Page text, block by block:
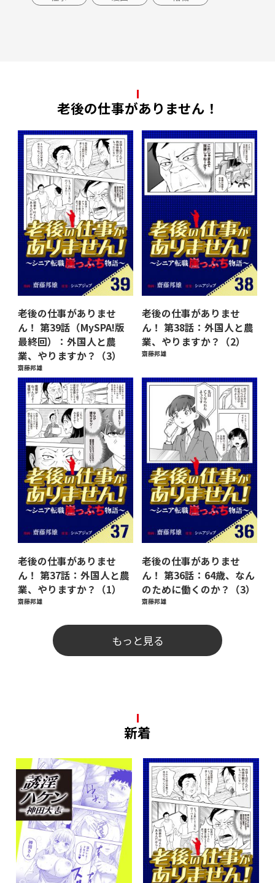
老後の仕事がありません！
老後の仕事がありませ
ん！ 第39話（MySPA!版
最終回）：外国人と農
業、やりますか？（3）
齋藤邦雄
老後の仕事がありませ
ん！ 第38話：外国人と農
業、やりますか？（2）
齋藤邦雄
老後の仕事がありませ
ん！ 第37話：外国人と農
業、やりますか？（1）
齋藤邦雄
老後の仕事がありませ
ん！ 第36話：64歳、なん
のために働くのか？（3）
齋藤邦雄
もっと見る
新着